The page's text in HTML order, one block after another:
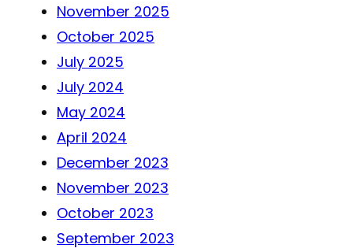
November 2025
October 2025
July 2025
July 2024
May 2024
April 2024
December 2023
November 2023
October 2023
September 2023